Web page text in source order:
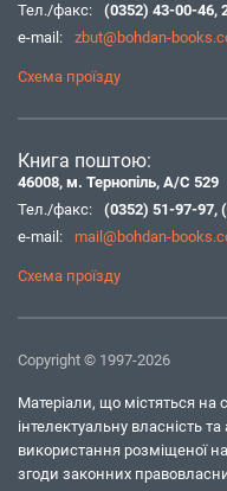
Тел./факс:
(0352) 43-00-46,
e-mail:
zbut@bohdan-
Схема проїзду
Книга поштою:
46008, м. Тернопіль, А/С 529
Тел./факс:
(0352) 51-97-97,
e-mail:
mail@bohdan-
Схема проїзду
Copyright © 1997-2026
Матеріали, що містяться на
інтелектуальну власність
використання розміщеної
згоди законних